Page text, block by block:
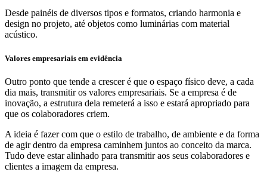
Desde painéis de diversos tipos e formatos, criando harmonia e
design no projeto, até objetos como luminárias com material
acústico.
Valores empresariais em evidência
Outro ponto que tende a crescer é que o espaço físico deve, a cada
dia mais, transmitir os valores empresariais. Se a empresa é de
inovação, a estrutura dela remeterá a isso e estará apropriado para
que os colaboradores criem.
A ideia é fazer com que o estilo de trabalho, de ambiente e da forma
de agir dentro da empresa caminhem juntos ao conceito da marca.
Tudo deve estar alinhado para transmitir aos seus colaboradores e
clientes a imagem da empresa.